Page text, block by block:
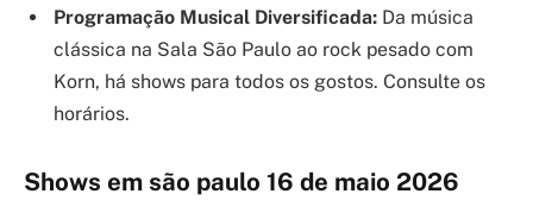
Programação Musical Diversificada: Da música
clássica na Sala São Paulo ao rock pesado com
Korn, há shows para todos os gostos. Consulte os
horários.
Shows em são paulo 16 de maio 2026